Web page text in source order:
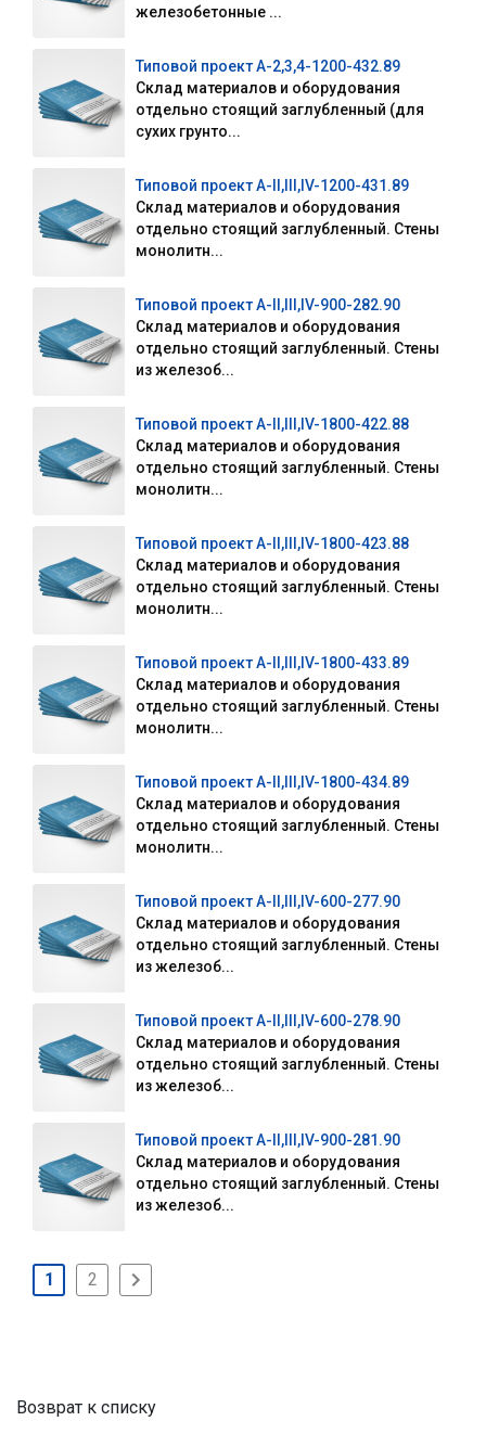
железобетонные ...
Типовой проект А-2,3,4-1200-432.89
Склад материалов и оборудования
отдельно стоящий заглубленный (для
сухих грунто...
Типовой проект А-II,III,IV-1200-431.89
Склад материалов и оборудования
отдельно стоящий заглубленный. Стены
монолитн...
Типовой проект A-II,III,IV-900-282.90
Склад материалов и оборудования
отдельно стоящий заглубленный. Стены
из железоб...
Типовой проект А-II,III,IV-1800-422.88
Склад материалов и оборудования
отдельно стоящий заглубленный. Стены
монолитн...
Типовой проект А-II,III,IV-1800-423.88
Склад материалов и оборудования
отдельно стоящий заглубленный. Стены
монолитн...
Типовой проект А-II,III,IV-1800-433.89
Склад материалов и оборудования
отдельно стоящий заглубленный. Стены
монолитн...
Типовой проект А-II,III,IV-1800-434.89
Склад материалов и оборудования
отдельно стоящий заглубленный. Стены
монолитн...
Типовой проект А-II,III,IV-600-277.90
Склад материалов и оборудования
отдельно стоящий заглубленный. Стены
из железоб...
Типовой проект А-II,III,IV-600-278.90
Склад материалов и оборудования
отдельно стоящий заглубленный. Стены
из железоб...
Типовой проект А-II,III,IV-900-281.90
Склад материалов и оборудования
отдельно стоящий заглубленный. Стены
из железоб...
1 2
Возврат к списку